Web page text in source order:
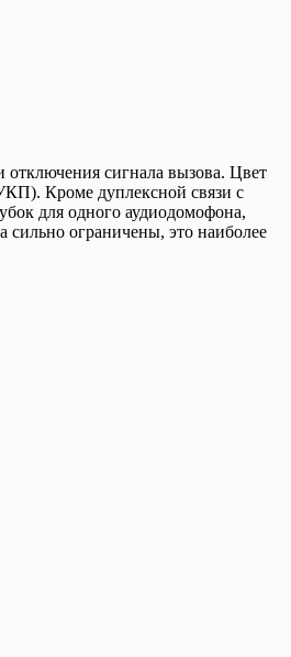
сигнала вызова. Цвет
Кроме дуплексной связи с
для одного аудиодомофона,
ограничены, это наиболее